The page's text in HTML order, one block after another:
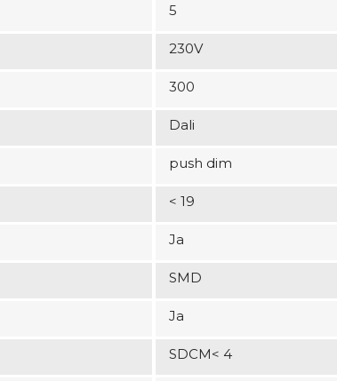
5
230V
300
Dali
push dim
< 19
Ja
SMD
Ja
SDCM< 4